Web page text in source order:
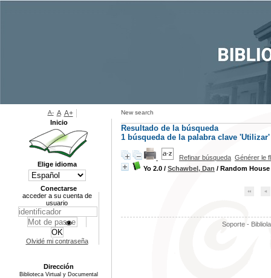
New search
Resultado de la búsqueda
1 búsqueda de la palabra clave 'Utilizar'
Refinar búsqueda Générer le
Yo 2.0 / Schawbel, Dan / Random
Soporte -
A- A A+
Inicio
Elige idioma
Conectarse
acceder a su cuenta de
usuario
Olvidé mi contraseña
Dirección
Biblioteca Virtual y Documental